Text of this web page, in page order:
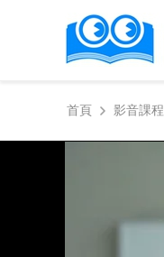
首頁 影音課程